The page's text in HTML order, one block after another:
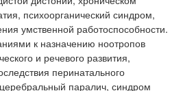
психоорганический синдром,
умственной работоспособности.
к назначению ноотропов
и речевого развития,
перинатального
паралич, синдром